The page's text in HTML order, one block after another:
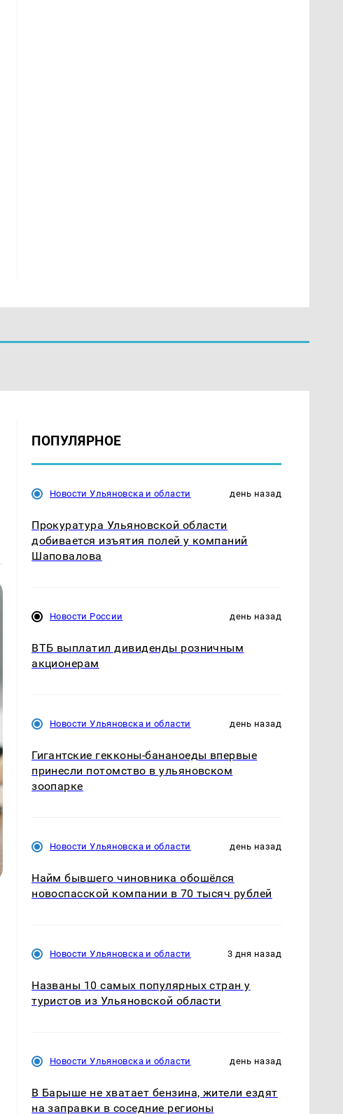
ПОПУЛЯРНОЕ
Новости Ульяновска и области день назад
Прокуратура Ульяновской области
добивается изъятия полей у компаний
Шаповалова
Новости России день назад
ВТБ выплатил дивиденды розничным
акционерам
Новости Ульяновска и области день назад
Гигантские гекконы-бананоеды впервые
принесли потомство в ульяновском
зоопарке
Новости Ульяновска и области день назад
Найм бывшего чиновника обошёлся
новоспасской компании в 70 тысяч рублей
Новости Ульяновска и области 3 дня назад
Названы 10 самых популярных стран у
туристов из Ульяновской области
Новости Ульяновска и области день назад
В Барыше не хватает бензина, жители ездят
на заправки в соседние регионы